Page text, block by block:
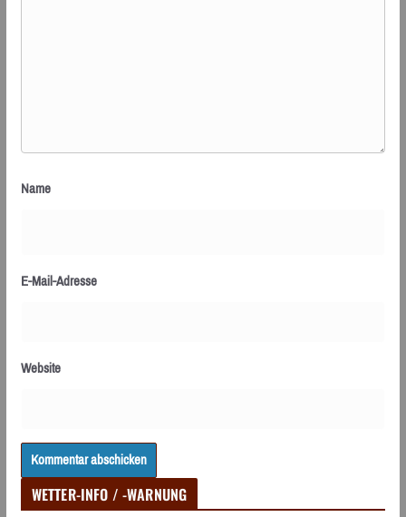
Name
E-Mail-Adresse
Website
WETTER-INFO / -WARNUNG